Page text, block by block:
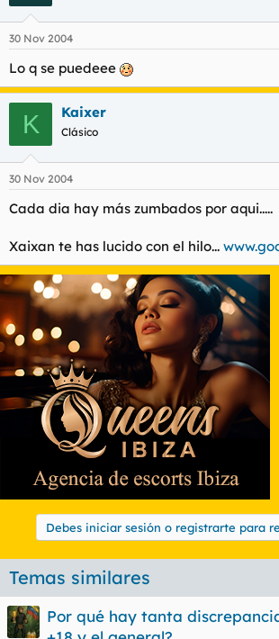
¿Es un mono?
30 Nov 2004
Lo q se puedeee
K Kaixer
Clásico
30 Nov 2004
Cada dia hay más zumbados por aqui.....
Xaixan te has lucido con el hilo...
Debes iniciar sesión o registrarte para
Temas similares
Por qué hay tanta